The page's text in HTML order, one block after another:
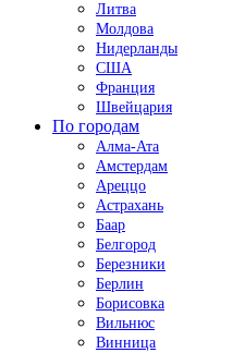
Литва
Молдова
Нидерланды
США
Франция
Швейцария
По городам
Алма-Ата
Амстердам
Ареццо
Астрахань
Баар
Белгород
Березники
Берлин
Борисовка
Вильнюс
Винница